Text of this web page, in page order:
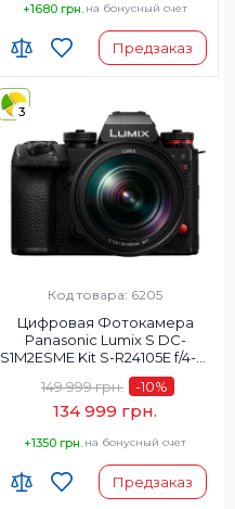
+1680 грн. на бонусный счет
Предзаказ
3
Код товара: 6205
Цифровая Фотокамера
Panasonic Lumix S DC-
S1M2ESME Kit S-R24105E f/4-22
MACRO O.I.S.
134 999 грн.
149 999 грн. -10%
+1350 грн. на бонусный счет
Предзаказ